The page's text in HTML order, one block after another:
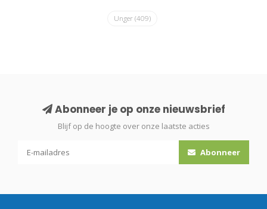
Unger (409)
Abonneer je op onze nieuwsbrief
Blijf op de hoogte over onze laatste acties
Abonneer